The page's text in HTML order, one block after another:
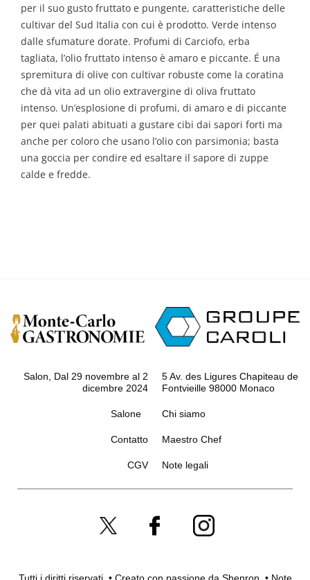
per il suo gusto fruttato e pungente, caratteristiche delle
cultivar del Sud Italia con cui è prodotto. Verde intenso
dalle sfumature dorate. Profumi di Carciofo, erba
tagliata, l’olio fruttato intenso è amaro e piccante. É una
spremitura di olive con cultivar robuste come la coratina
che dà vita ad un olio extravergine di oliva fruttato
intenso. Un’esplosione di profumi, di amaro e di piccante
per quei palati abituati a gustare cibi dai sapori forti ma
anche per coloro che usano l’olio con parsimonia; basta
una goccia per condire ed esaltare il sapore di zuppe
calde e fredde.
Salon, Dal 29 novembre al 2
dicembre 2024
5 Av. des Ligures Chapiteau de
Fontvieille 98000 Monaco
Salone
Contatto
Chi siamo
Maestro Chef
CGV Note legali